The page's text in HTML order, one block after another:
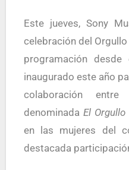
Este jueves, Sony Music Group se unió a la
celebración del
programación desde
inaugurado este año
colaboración
denominadaEl
en las mujeres del
destacada